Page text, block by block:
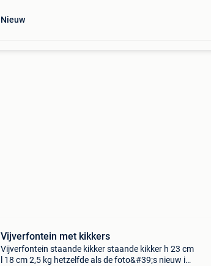
Nieuw
Vijverfontein met kikkers
Vijverfontein staande kikker staande kikker h 23 cm
l 18 cm 2,5 kg hetzelfde als de foto&#39;s nieuw in